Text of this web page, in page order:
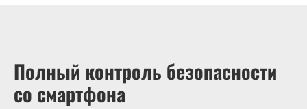
Полный контроль безопасности
со смартфона